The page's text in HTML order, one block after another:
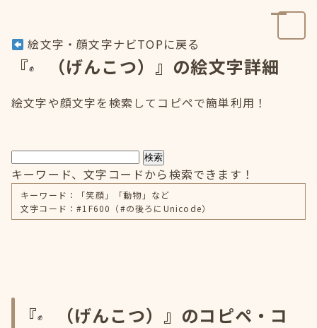
絵文字・顔文字ナビTOPに戻る
『 （げんこつ）』の絵文字詳細
絵文字や顔文字を検索してコピペで簡単利用！
検索
キーワード、文字コードから検索できます！
キーワード：「笑顔」「動物」など
文字コード：#1F600（#の後ろにUnicode）
『
（げんこつ）』のコピペ・コ